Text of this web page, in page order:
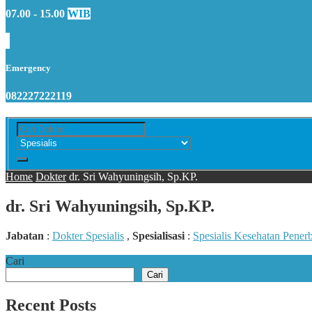
07.00 - 15.00 WIB
Emergency
082227222119
Home Dokter dr. Sri Wahyuningsih, Sp.KP.
dr. Sri Wahyuningsih, Sp.KP.
Jabatan : Dokter Spesialis , Spesialisasi : Spesialis Kesehatan
Cari
Cari
Recent Posts